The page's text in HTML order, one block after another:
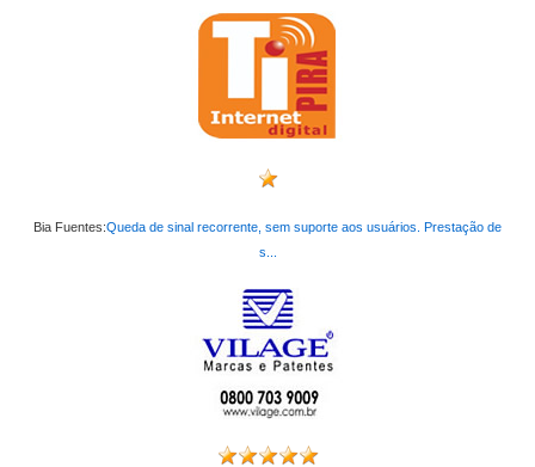
Bia Fuentes:Queda de sinal recorrente, sem suporte aos usuários. Prestação de
s...